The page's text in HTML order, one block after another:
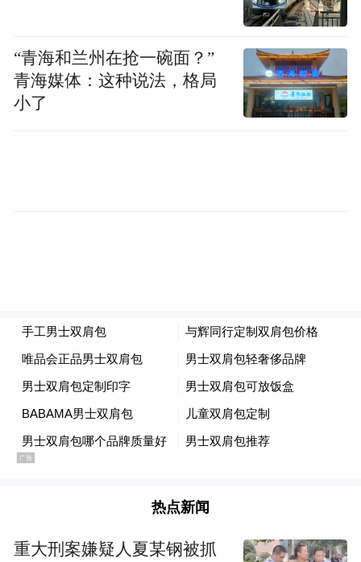
脸，网状进气格栅尺寸较大，视觉效果较为
精致。新车整体造型饱满、敦厚，但又不失
时尚感。车身尺寸方面，该车长宽高分别为
气，使用了时下流行的悬浮式中控显示屏，
空调面板上的按钮不多，便于驾驶者操作。
“青海和兰州在抢一碗面？”
青海媒体：这种说法，格局
小了
热点新闻
重大刑案嫌疑人夏某钢被抓